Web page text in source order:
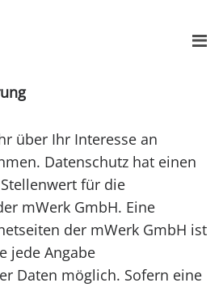
über Ihr Interesse an
Datenschutz hat einen
für die
mWerk GmbH. Eine
der mWerk GmbH ist
jede Angabe
Daten möglich. Sofern eine